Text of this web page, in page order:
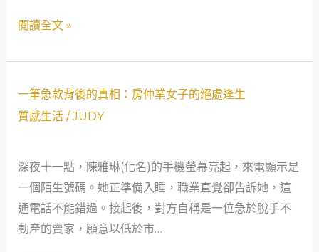
會
情
與
閱讀全文 »
一筆急款背後的真相：房仲業女子的絕處逢生
質感生活/JUDY
深夜十一點，陳雅琳(化名)的手機螢幕亮起，來電顯示是
一個陌生號碼。她正準備入睡，職業直覺卻告訴她，這
通電話不能錯過。接起後，對方自稱是一位急於脫手不
動產的賣家，願意以低於市…
筆
背
後
的
真